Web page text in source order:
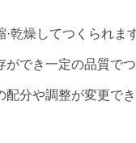
乾燥してつくられ
ができ一定の品質で
配分や調整が変更で